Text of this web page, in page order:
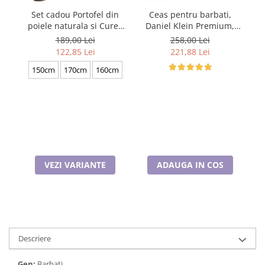
Cadouri pentru Doctori
Cadouri pentru Sfânta Maria
Set cadou Portofel din
poiele naturala si Curea
de barbati neagra, serie
mare battal, A702-
4.N_1379
189,00 Lei
122,85 Lei
150cm 170cm 160cm
VEZI VARIANTE
Ceas pentru barbati,
Daniel Klein Premium,
DK.1.13709.2
258,00 Lei
221,88 Lei
ADAUGA IN COS
Descriere